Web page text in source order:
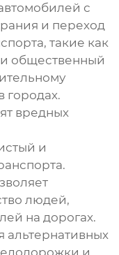
с
и переход
такие как
общественный
городах.
вредных
и
людей,
на дорогах.
альтернативных